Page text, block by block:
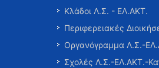
Κλάδοι Λ.Σ. - ΕΛ.ΑΚΤ.
Περιφερειακές
Οργανόγραμμα Λ.Σ.-
Σχολές Λ.Σ.-ΕΛ.ΑΚΤ.-